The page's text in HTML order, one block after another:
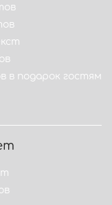
в подарок гостям